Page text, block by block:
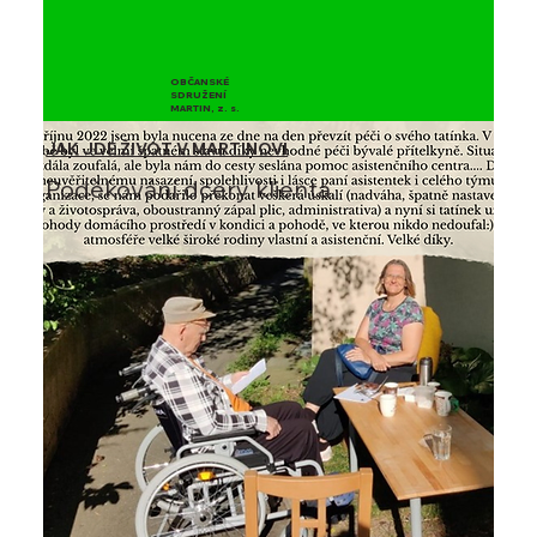
OBČANSKÉ
SDRUŽENÍ
MARTIN, z. s.
Poděkování dcery klienta
JAK JDE ŽIVOT V MARTINOVI